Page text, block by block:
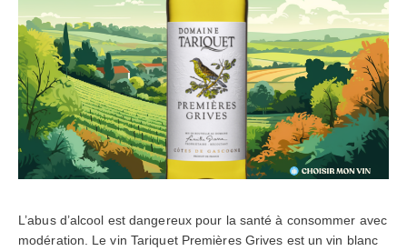
L’abus d’alcool est dangereux pour la santé à consommer avec
modération. Le vin Tariquet Premières Grives est un vin blanc